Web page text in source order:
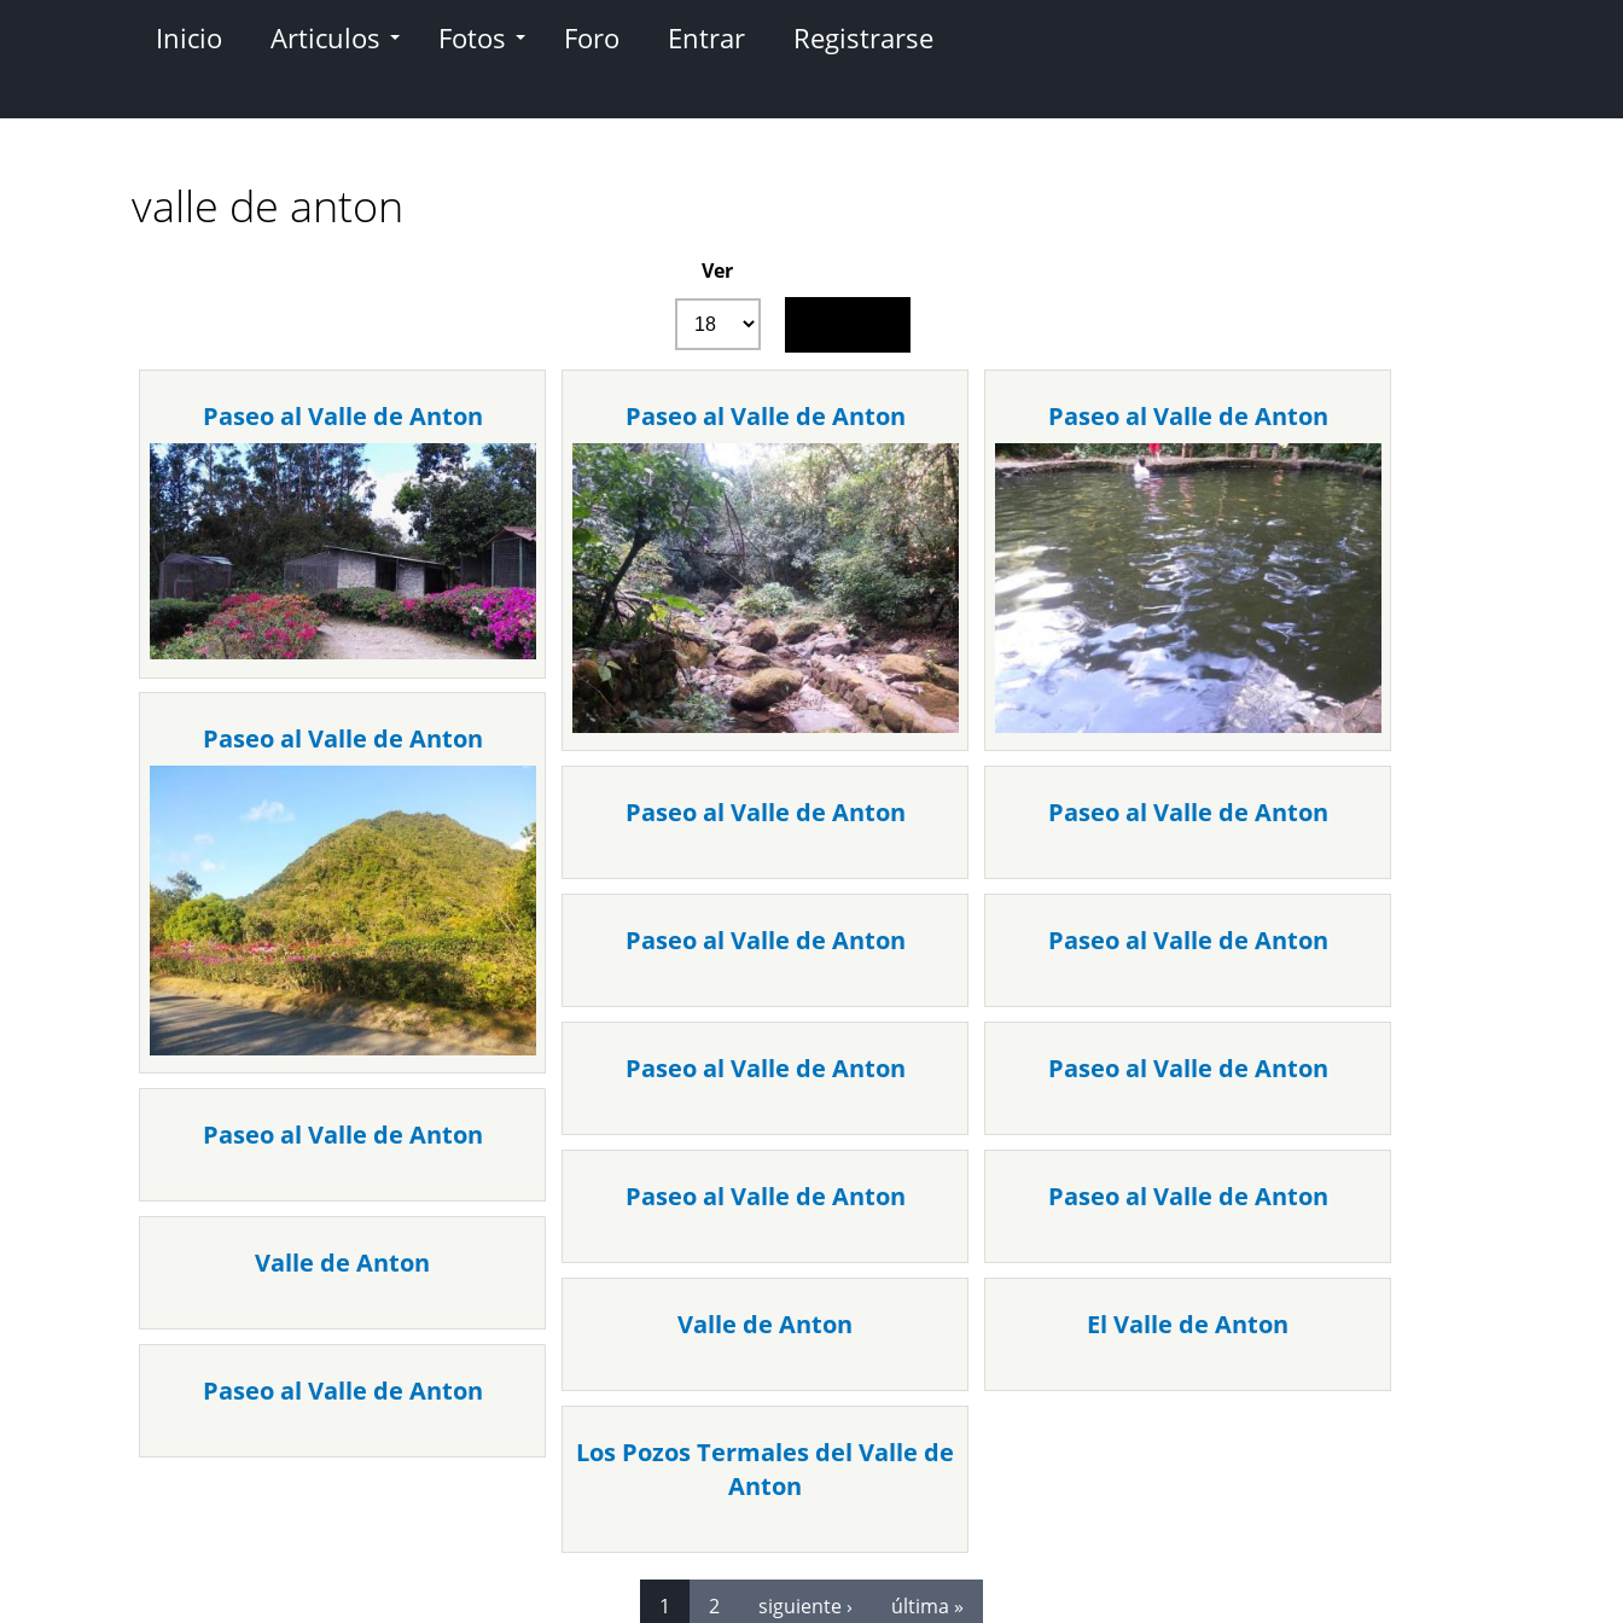
Inicio Articulos Fotos Foro Entrar Registrarse
valle de anton
Ver
Paseo al Valle de Anton Paseo al Valle de Anton Paseo al Valle de Anton
Paseo al Valle de Anton
Paseo al Valle de Anton Paseo al Valle de Anton
Paseo al Valle de Anton Paseo al Valle de Anton
Paseo al Valle de Anton Paseo al Valle de Anton
Paseo al Valle de Anton
Paseo al Valle de Anton
Paseo al Valle de Anton
Valle de Anton
Valle de Anton
El Valle de Anton
Paseo al Valle de Anton
Los Pozos Termales del Valle de
Anton
1 2 siguiente › última »